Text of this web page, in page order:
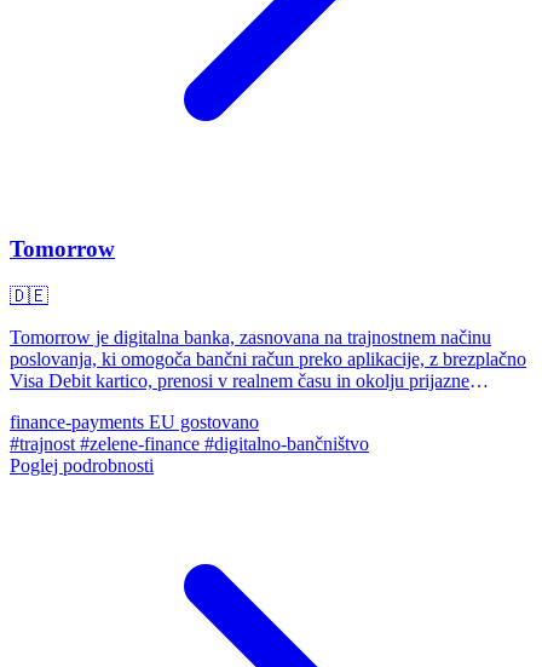
Tomorrow
🇩🇪
Tomorrow je digitalna banka, zasnovana na trajnostnem načinu
poslovanja, ki omogoča bančni račun preko aplikacije, z brezplačno
Visa Debit kartico, prenosi v realnem času in okolju prijazne
finance-payments EU gostovano
#trajnost #zelene-finance #digitalno-bančništvo
Poglej podrobnosti